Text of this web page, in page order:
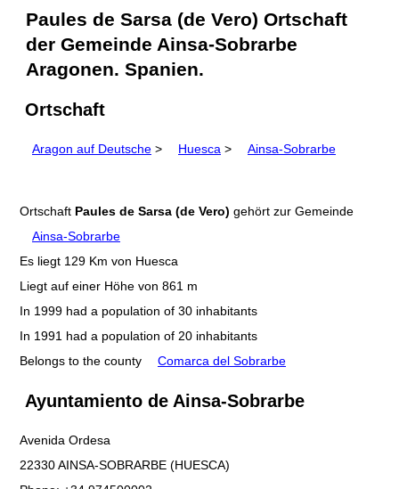
Paules de Sarsa (de Vero) Ortschaft
der Gemeinde Ainsa-Sobrarbe
Aragonen. Spanien.
Ortschaft
Aragon auf Deutsche > Huesca > Ainsa-Sobrarbe
Ortschaft Paules de Sarsa (de Vero) gehört zur Gemeinde
Ainsa-Sobrarbe
Es liegt 129 Km von Huesca
Liegt auf einer Höhe von 861 m
In 1999 had a population of 30 inhabitants
In 1991 had a population of 20 inhabitants
Belongs to the county
Comarca del Sobrarbe
Ayuntamiento de Ainsa-Sobrarbe
Avenida Ordesa
22330 AINSA-SOBRARBE (HUESCA)